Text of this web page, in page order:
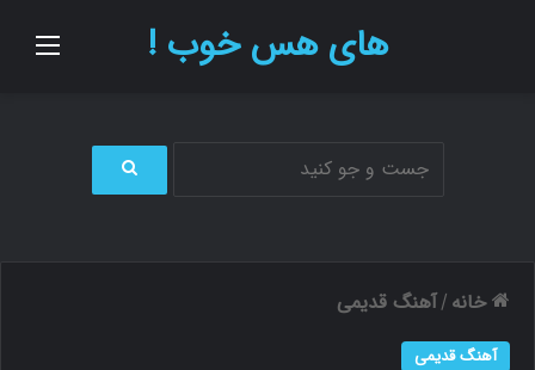
های هس خوب !
ج
خانه / آهنگ قدیمی
آهنگ قدیمی